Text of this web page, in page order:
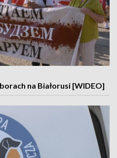
na Białorusi [WIDEO]